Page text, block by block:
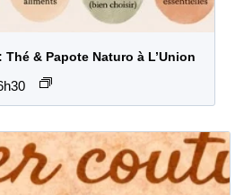
Thé & Papote Naturo à L’Union